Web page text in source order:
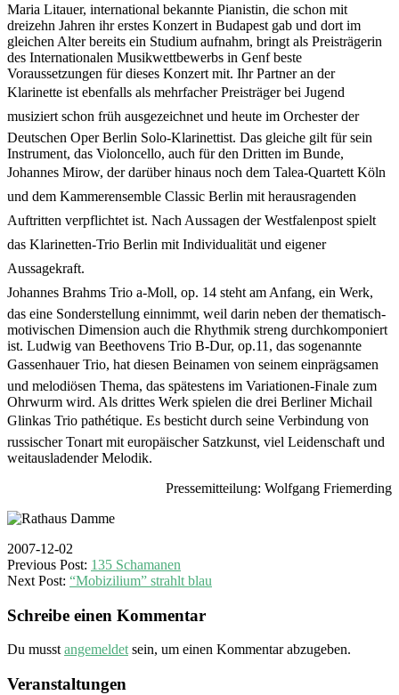
Maria Litauer, international bekannte Pianistin, die schon mit
dreizehn Jahren ihr erstes Konzert in Budapest gab und dort im
gleichen Alter bereits ein Studium aufnahm, bringt als Preisträgerin
des Internationalen Musikwettbewerbs in Genf beste
Voraussetzungen für dieses Konzert mit. Ihr Partner an der
Klarinette ist ebenfalls als mehrfacher Preisträger bei Jugend
musiziert schon früh ausgezeichnet und heute im Orchester der
Deutschen Oper Berlin Solo-Klarinettist. Das gleiche gilt für sein
Instrument, das Violoncello, auch für den Dritten im Bunde,
Johannes Mirow, der darüber hinaus noch dem Talea-Quartett Köln
und dem Kammerensemble Classic Berlin mit herausragenden
Auftritten verpflichtet ist. Nach Aussagen der Westfalenpost spielt
das Klarinetten-Trio Berlin mit Individualität und eigener
Aussagekraft.
Johannes Brahms Trio a-Moll, op. 14 steht am Anfang, ein Werk,
das eine Sonderstellung einnimmt, weil darin neben der thematisch-
motivischen Dimension auch die Rhythmik streng durchkomponiert
ist. Ludwig van Beethovens Trio B-Dur, op.11, das sogenannte
Gassenhauer Trio, hat diesen Beinamen von seinem einprägsamen
und melodiösen Thema, das spätestens im Variationen-Finale zum
Ohrwurm wird. Als drittes Werk spielen die drei Berliner Michail
Glinkas Trio pathétique. Es besticht durch seine Verbindung von
russischer Tonart mit europäischer Satzkunst, viel Leidenschaft und
weitausladender Melodik.
Pressemitteilung: Wolfgang Friemerding
2007-12-02
Previous Post: 135 Schamanen
Next Post: “Mobizilium” strahlt blau
Schreibe einen Kommentar
Du musst angemeldet sein, um einen Kommentar abzugeben.
Veranstaltungen